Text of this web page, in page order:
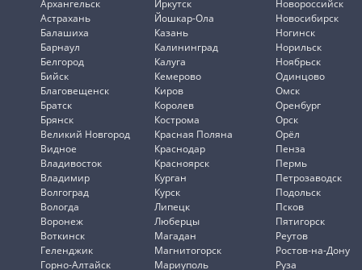
Архангельск
Астрахань
Балашиха
Барнаул
Белгород
Бийск
Благовещенск
Братск
Брянск
Великий Новгород
Видное
Владивосток
Владимир
Волгоград
Вологда
Воронеж
Воткинск
Геленджик
Горно-Алтайск
Иркутск
Йошкар-Ола
Казань
Калининград
Калуга
Кемерово
Киров
Королев
Кострома
Красная Поляна
Краснодар
Красноярск
Курган
Курск
Липецк
Люберцы
Магадан
Магнитогорск
Мариуполь
Новороссийск
Новосибирск
Ногинск
Норильск
Ноябрьск
Одинцово
Омск
Оренбург
Орск
Орёл
Пенза
Пермь
Петрозаводск
Подольск
Псков
Пятигорск
Реутов
Ростов-на-Дону
Руза